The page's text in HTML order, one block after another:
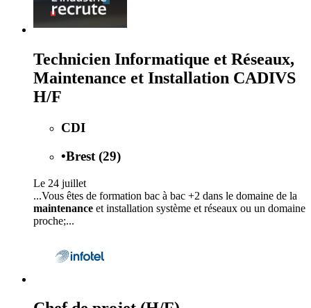
Technicien Informatique et Réseaux,
Maintenance et Installation CADIVS
H/F
CDI
•Brest (29)
Le 24 juillet
...Vous êtes de formation bac à bac +2 dans le domaine de la
maintenance et installation système et réseaux ou un domaine
proche;...